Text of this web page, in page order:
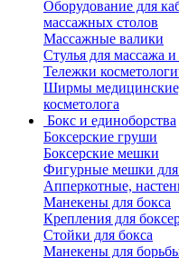
Оборудование для
массажных столов
Массажные валики
Стулья для массажа и
Тележки
Ширмы медицинские,
косметолога
Бокс и единоборства
Боксерские груши
Боксерские мешки
Фигурные мешки для
Апперкотные,
Манекены для бокса
Крепления для
Стойки для бокса
Манекены для